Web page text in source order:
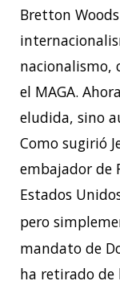
Bretton
nacionalismo,
el MAGA.
eludida, sino
Como sugirió
embajador de
Estados
pero
mandato de
ha retirado de